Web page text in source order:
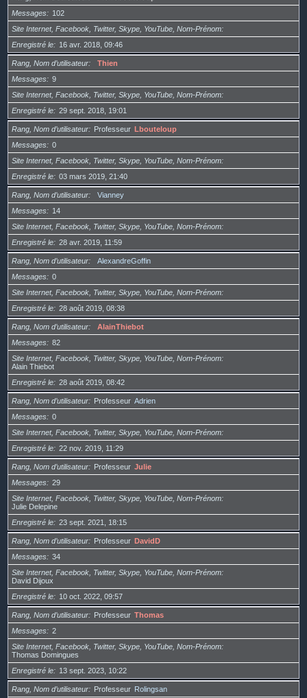
Messages
102
Site Internet, Facebook, Twitter, Skype, YouTube, Nom-Prénom
Enregistré le
16 avr. 2018, 09:46
Rang, Nom d’utilisateur
Thien
Messages
9
Site Internet, Facebook, Twitter, Skype, YouTube, Nom-Prénom
Enregistré le
29 sept. 2018, 19:01
Rang, Nom d’utilisateur Professeur Lbouteloup
Messages
0
Site Internet, Facebook, Twitter, Skype, YouTube, Nom-Prénom
Enregistré le
03 mars 2019, 21:40
Rang, Nom d’utilisateur
Vianney
Messages
14
Site Internet, Facebook, Twitter, Skype, YouTube, Nom-Prénom
Enregistré le
28 avr. 2019, 11:59
Rang, Nom d’utilisateur
AlexandreGoffin
Messages
0
Site Internet, Facebook, Twitter, Skype, YouTube, Nom-Prénom
Enregistré le
28 août 2019, 08:38
Rang, Nom d’utilisateur
AlainThiebot
Messages
82
Site Internet, Facebook, Twitter, Skype, YouTube, Nom-Prénom
Alain Thiebot
Enregistré le
28 août 2019, 08:42
Rang, Nom d’utilisateur Professeur Adrien
Messages
0
Site Internet, Facebook, Twitter, Skype, YouTube, Nom-Prénom
Enregistré le
22 nov. 2019, 11:29
Rang, Nom d’utilisateur Professeur Julie
Messages
29
Site Internet, Facebook, Twitter, Skype, YouTube, Nom-Prénom
Julie Delepine
Enregistré le
23 sept. 2021, 18:15
Rang, Nom d’utilisateur Professeur DavidD
Messages
34
Site Internet, Facebook, Twitter, Skype, YouTube, Nom-Prénom
David Dijoux
Enregistré le
10 oct. 2022, 09:57
Rang, Nom d’utilisateur Professeur Thomas
Messages
2
Site Internet, Facebook, Twitter, Skype, YouTube, Nom-Prénom
Thomas Domingues
Enregistré le
13 sept. 2023, 10:22
Rang, Nom d’utilisateur Professeur Rolingsan